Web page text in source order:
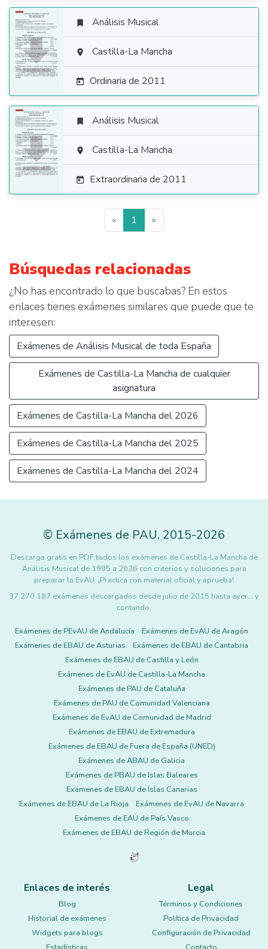

 Análisis Musical
 Castilla-La Mancha
 Ordinaria de 2011

 Análisis Musical
 Castilla-La Mancha
 Extraordinaria de 2011
« 1 »
Búsquedas relacionadas
¿No has encontrado lo que buscabas? En estos
enlaces tienes exámenes similares que puede que te
interesen:
Exámenes de Análisis Musical de toda España
Exámenes de Castilla-La Mancha de cualquier
asignatura
Exámenes de Castilla-La Mancha del 2026
Exámenes de Castilla-La Mancha del 2025
Exámenes de Castilla-La Mancha del 2024
© Exámenes de PAU, 2015-2026
Descarga gratis en PDF todos los exámenes de Castilla-La Mancha de
Análisis Musical de 1995 a 2026 con criterios y soluciones para
preparar la EvAU. ¡Practica con material oficial y aprueba!
37.270.187 exámenes descargados desde julio de 2015 hasta ayer... y
contando.
Exámenes de PEvAU de Andalucía
Exámenes de EvAU de Aragón
Exámenes de EBAU de Asturias
Exámenes de EBAU de Cantabria
Exámenes de EBAU de Castilla y León
Exámenes de EvAU de Castilla-La Mancha
Exámenes de PAU de Cataluña
Exámenes de PAU de Comunidad Valenciana
Exámenes de EvAU de Comunidad de Madrid
Exámenes de EBAU de Extremadura
Exámenes de EBAU de Fuera de España (UNED)
Exámenes de ABAU de Galicia
Exámenes de PBAU de Islas Baleares
Exámenes de EBAU de Islas Canarias
Exámenes de EBAU de La Rioja
Exámenes de EvAU de Navarra
Exámenes de EAU de País Vasco
Exámenes de EBAU de Región de Murcia
Enlaces de interés
Blog
Historial de exámenes
Widgets para blogs
Legal
Términos y Condiciones
Política de Privacidad
Configuración de Privacidad